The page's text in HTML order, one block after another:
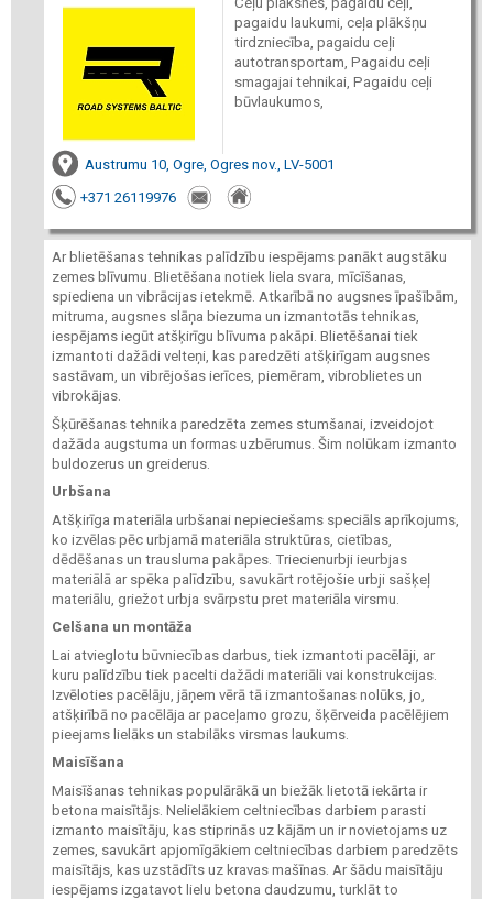
pagaidu laukumi, ceļa plākšņu
tirdzniecība, pagaidu ceļi
autotransportam, Pagaidu ceļi
smagajai tehnikai, Pagaidu ceļi
būvlaukumos,
Austrumu 10, Ogre, Ogres nov., LV-5001
+371 26119976
Ar blietēšanas tehnikas palīdzību iespējams panākt augstāku
zemes blīvumu. Blietēšana notiek liela svara, mīcīšanas,
spiediena un vibrācijas ietekmē. Atkarībā no augsnes īpašībām,
mitruma, augsnes slāņa biezuma un izmantotās tehnikas,
iespējams iegūt atšķirīgu blīvuma pakāpi. Blietēšanai tiek
izmantoti dažādi velteņi, kas paredzēti atšķirīgam augsnes
sastāvam, un vibrējošas ierīces, piemēram, vibroblietes un
vibrokājas.
Šķūrēšanas tehnika paredzēta zemes stumšanai, izveidojot
dažāda augstuma un formas uzbērumus. Šim nolūkam izmanto
buldozerus un greiderus.
Urbšana
Atšķirīga materiāla urbšanai nepieciešams speciāls aprīkojums,
ko izvēlas pēc urbjamā materiāla struktūras, cietības,
dēdēšanas un trausluma pakāpes. Triecienurbji ieurbjas
materiālā ar spēka palīdzību, savukārt rotējošie urbji sašķeļ
materiālu, griežot urbja svārpstu pret materiāla virsmu.
Celšana un montāža
Lai atvieglotu būvniecības darbus, tiek izmantoti pacēlāji, ar
kuru palīdzību tiek pacelti dažādi materiāli vai konstrukcijas.
Izvēloties pacēlāju, jāņem vērā tā izmantošanas nolūks, jo,
atšķirībā no pacēlāja ar paceļamo grozu, šķērveida pacēlējiem
pieejams lielāks un stabilāks virsmas laukums.
Maisīšana
Maisīšanas tehnikas populārākā un biežāk lietotā iekārta ir
betona maisītājs. Nelielākiem celtniecības darbiem parasti
izmanto maisītāju, kas stiprinās uz kājām un ir novietojams uz
zemes, savukārt apjomīgākiem celtniecības darbiem paredzēts
maisītājs, kas uzstādīts uz kravas mašīnas. Ar šādu maisītāju
iespējams izgatavot lielu betona daudzumu, turklāt to